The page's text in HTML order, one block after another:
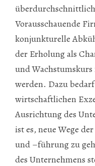
Vorausschauende
konjunkturelle
der Erholung als
und
werden. Dazu
wirtschaftlichen
Ausrichtung des
ist es, neue Wege
und –führung zu
des Unternehmens